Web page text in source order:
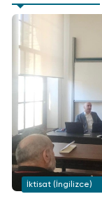
İktisat (İngilizce)